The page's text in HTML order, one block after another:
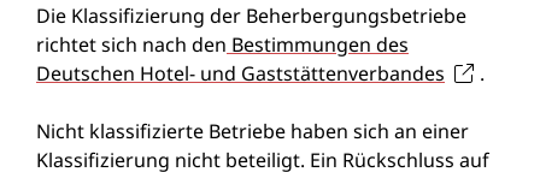
Die Klassifizierung der Beherbergungsbetriebe
richtet sich nach den Bestimmungen des
Deutschen Hotel- und Gaststättenverbandes
.
Nicht klassifizierte Betriebe haben sich an einer
Klassifizierung nicht beteiligt. Ein Rückschluss auf